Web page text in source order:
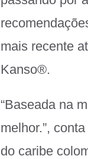
mais recente
Kanso®.
“Baseada na
melhor.”,
do caribe